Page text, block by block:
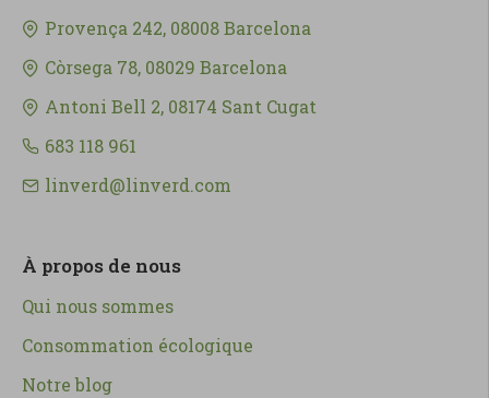
Provença 242, 08008 Barcelona
Còrsega 78, 08029 Barcelona
Antoni Bell 2, 08174 Sant Cugat
683 118 961
linverd@linverd.com
À propos de nous
Qui nous sommes
Consommation écologique
Notre blog